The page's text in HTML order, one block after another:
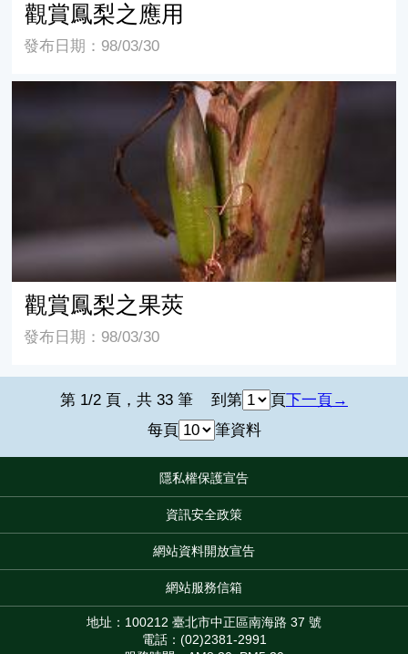
觀賞鳳梨之應用
發布日期：98/03/30
觀賞鳳梨之果莢
發布日期：98/03/30
第 1/2 頁，共 33 筆 到第 頁下一頁
每頁
筆資料
隱私權保護宣告
資訊安全政策
網站資料開放宣告
網站服務信箱
地址：100212 臺北市中正區南海路 37 號
電話：(02)2381-2991